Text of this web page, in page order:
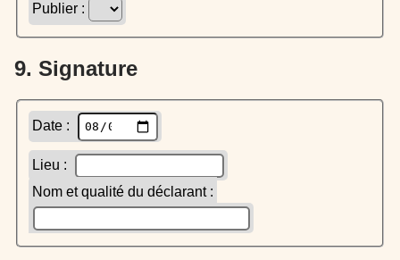
Publier :
9. Signature
Date :
Lieu :
Nom et qualité du déclarant :